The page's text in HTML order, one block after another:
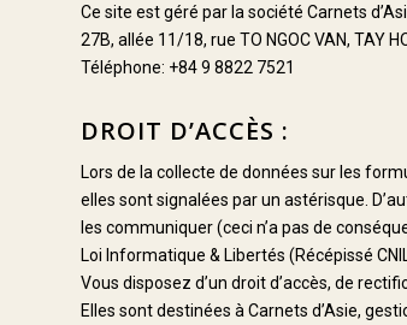
Ce site est géré par la société Carnets
27B, allée 11/18, rue TO NGOC VAN, TAY
Téléphone: +84 9 8822 7521
DROIT D’ACCÈS :
Lors de la collecte de données sur les
elles sont signalées par un astérisque.
les communiquer (ceci n’a pas de
Loi Informatique & Libertés (Récépissé
Vous disposez d’un droit d’accès, de
Elles sont destinées à Carnets d’Asie,